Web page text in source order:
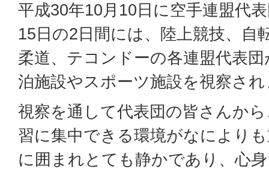
平成30年10月10日に空手連盟代
15日の2日間には、陸上競技、自
柔道、テコンドーの各連盟代表
泊施設やスポーツ施設を視察さ
視察を通して代表団の皆さんか
習に集中できる環境がなにより
に囲まれとても静かであり、心